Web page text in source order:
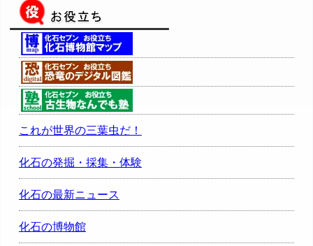
これが世界の三葉虫だ！
化石の発掘・採集・体験
化石の最新ニュース
化石の博物館